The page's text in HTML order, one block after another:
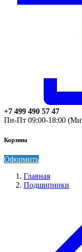
+7 499 490 57 47
Пн-Пт 09:00-18:00
Корзина
Оформить
Главная
Подшипники